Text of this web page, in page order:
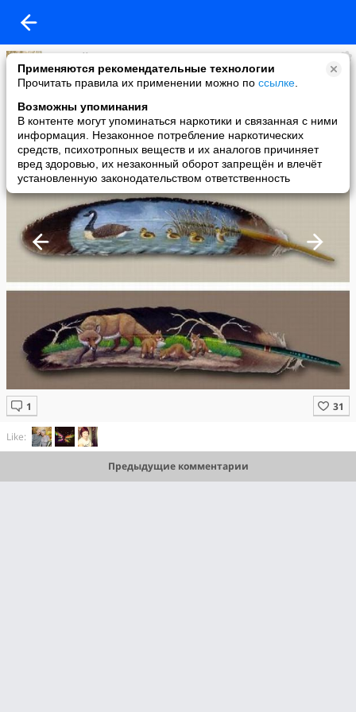
Применяются рекомендательные технологии
Прочитать правила их применении можно по ссылке
Возможны упоминания
В контенте могут упоминаться наркотики и связанная с ними
информация. Незаконное потребление наркотических
средств, психотропных веществ и их аналогов причиняет
вред здоровью, их незаконный оборот запрещён и влечёт
установленную законодательством ответственность
Алексей Разумов
added a photo
07 Oct в 20:17
Like:
Предыдущие комментарии